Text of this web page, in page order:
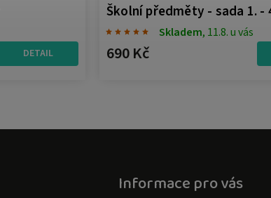
DETAIL
Školní předměty - sada 1. -
Skladem, 11.8. u vás
690 Kč
Informace pro vás